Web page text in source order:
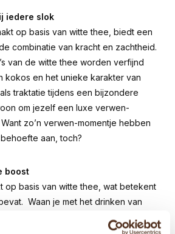
iedere slok
op basis van witte thee, biedt een
combinatie van kracht en zachtheid.
van de witte thee worden verfijnd
kokos en het unieke karakter van
traktatie tijdens een bijzondere
om jezelf een luxe verwen-
zo’n verwen-momentje hebben
aan, toch?
boost
op basis van witte thee, wat betekent
Waan je met het drinken van